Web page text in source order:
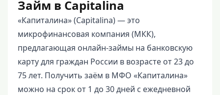
Займ в Capitalina
«Капиталина» (Capitalina) — это
микрофинансовая компания (МКК),
предлагающая онлайн-займы на банковскую
карту для граждан России в возрасте от 23 до
75 лет. Получить заём в МФО «Капиталина»
можно на срок от 1 до 30 дней с ежедневной